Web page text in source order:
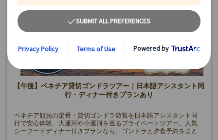
【午後】ベネチア貸切ゴンドラツアー｜日本語アシスタント同
行・ディナー付きプランあり
ベネチア観光の定番・貸切ゴンドラ遊覧を日本語アシスタント同
行で安心体験。大運河や小運河を巡るプライベートツアー。人気
シーフードディナー付きプランなら、ゴンドラと夕食予約をまと